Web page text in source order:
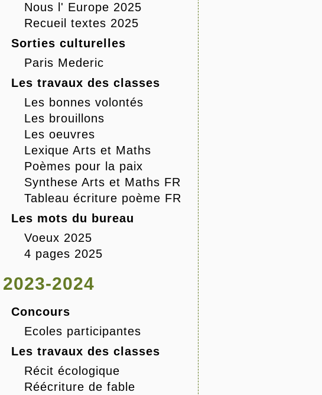
Nous l' Europe 2025
Recueil textes 2025
Sorties culturelles
Paris Mederic
Les travaux des classes
Les bonnes volontés
Les brouillons
Les oeuvres
Lexique Arts et Maths
Poèmes pour la paix
Synthese Arts et Maths FR
Tableau écriture poème FR
Les mots du bureau
Voeux 2025
4 pages 2025
2023-2024
Concours
Ecoles participantes
Les travaux des classes
Récit écologique
Réécriture de fable